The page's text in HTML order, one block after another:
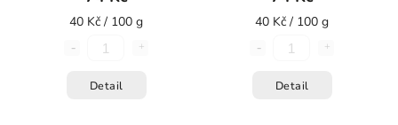
40 Kč / 100 g
Detail
40 Kč / 100 g
Detail